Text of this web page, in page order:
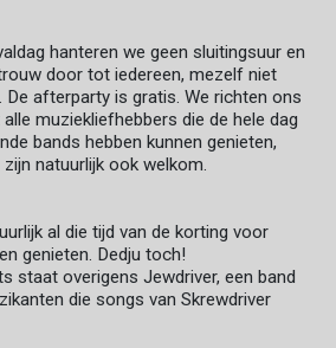
hanteren we geen sluitingsuur en
door tot iedereen, mezelf niet
De afterparty is gratis. We richten ons
muziekliefhebbers die de hele dag
bands hebben kunnen genieten,
natuurlijk ook welkom.
al die tijd van de korting voor
genieten. Dedju toch!
staat overigens Jewdriver, een band
die songs van Skrewdriver